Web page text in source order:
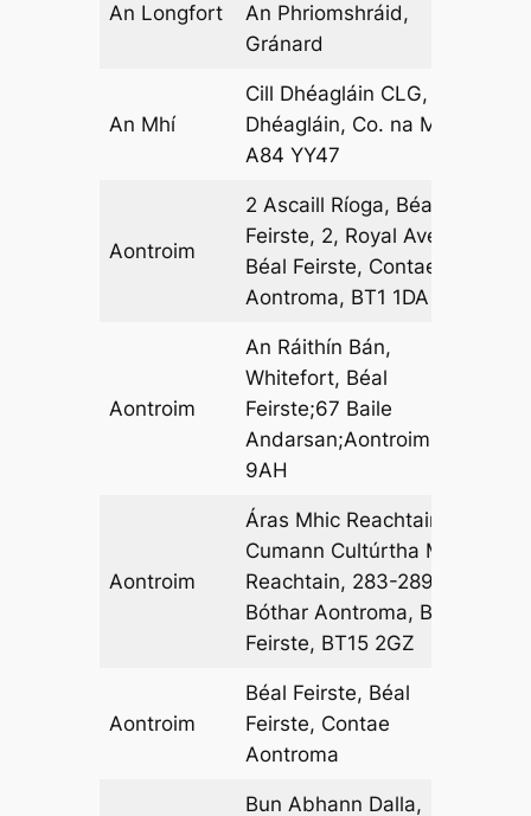
An Longfort
An Phriomshráid,
Gránard
An Mhí
Cill Dhéagláin CLG, Cill
Dhéagláin, Co. na Mí,
A84 YY47
Aontroim
2 Ascaill Ríoga, Béal
Feirste, 2, Royal Avenue,
Béal Feirste, Contae
Aontroma, BT1 1DA
Aontroim
An Ráithín Bán,
Whitefort, Béal
Feirste;67 Baile
Andarsan;Aontroim;BT11
9AH
Aontroim
Áras Mhic Reachtain,
Cumann Cultúrtha Mhic
Reachtain, 283-289
Bóthar Aontroma, Béal
Feirste, BT15 2GZ
Aontroim
Béal Feirste, Béal
Feirste, Contae
Aontroma
Bun Abhann Dalla,